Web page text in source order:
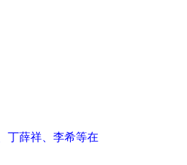
丁薛祥、李希等在